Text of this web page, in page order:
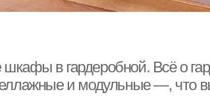
в гардеробной. Всё о
и модульные —, что